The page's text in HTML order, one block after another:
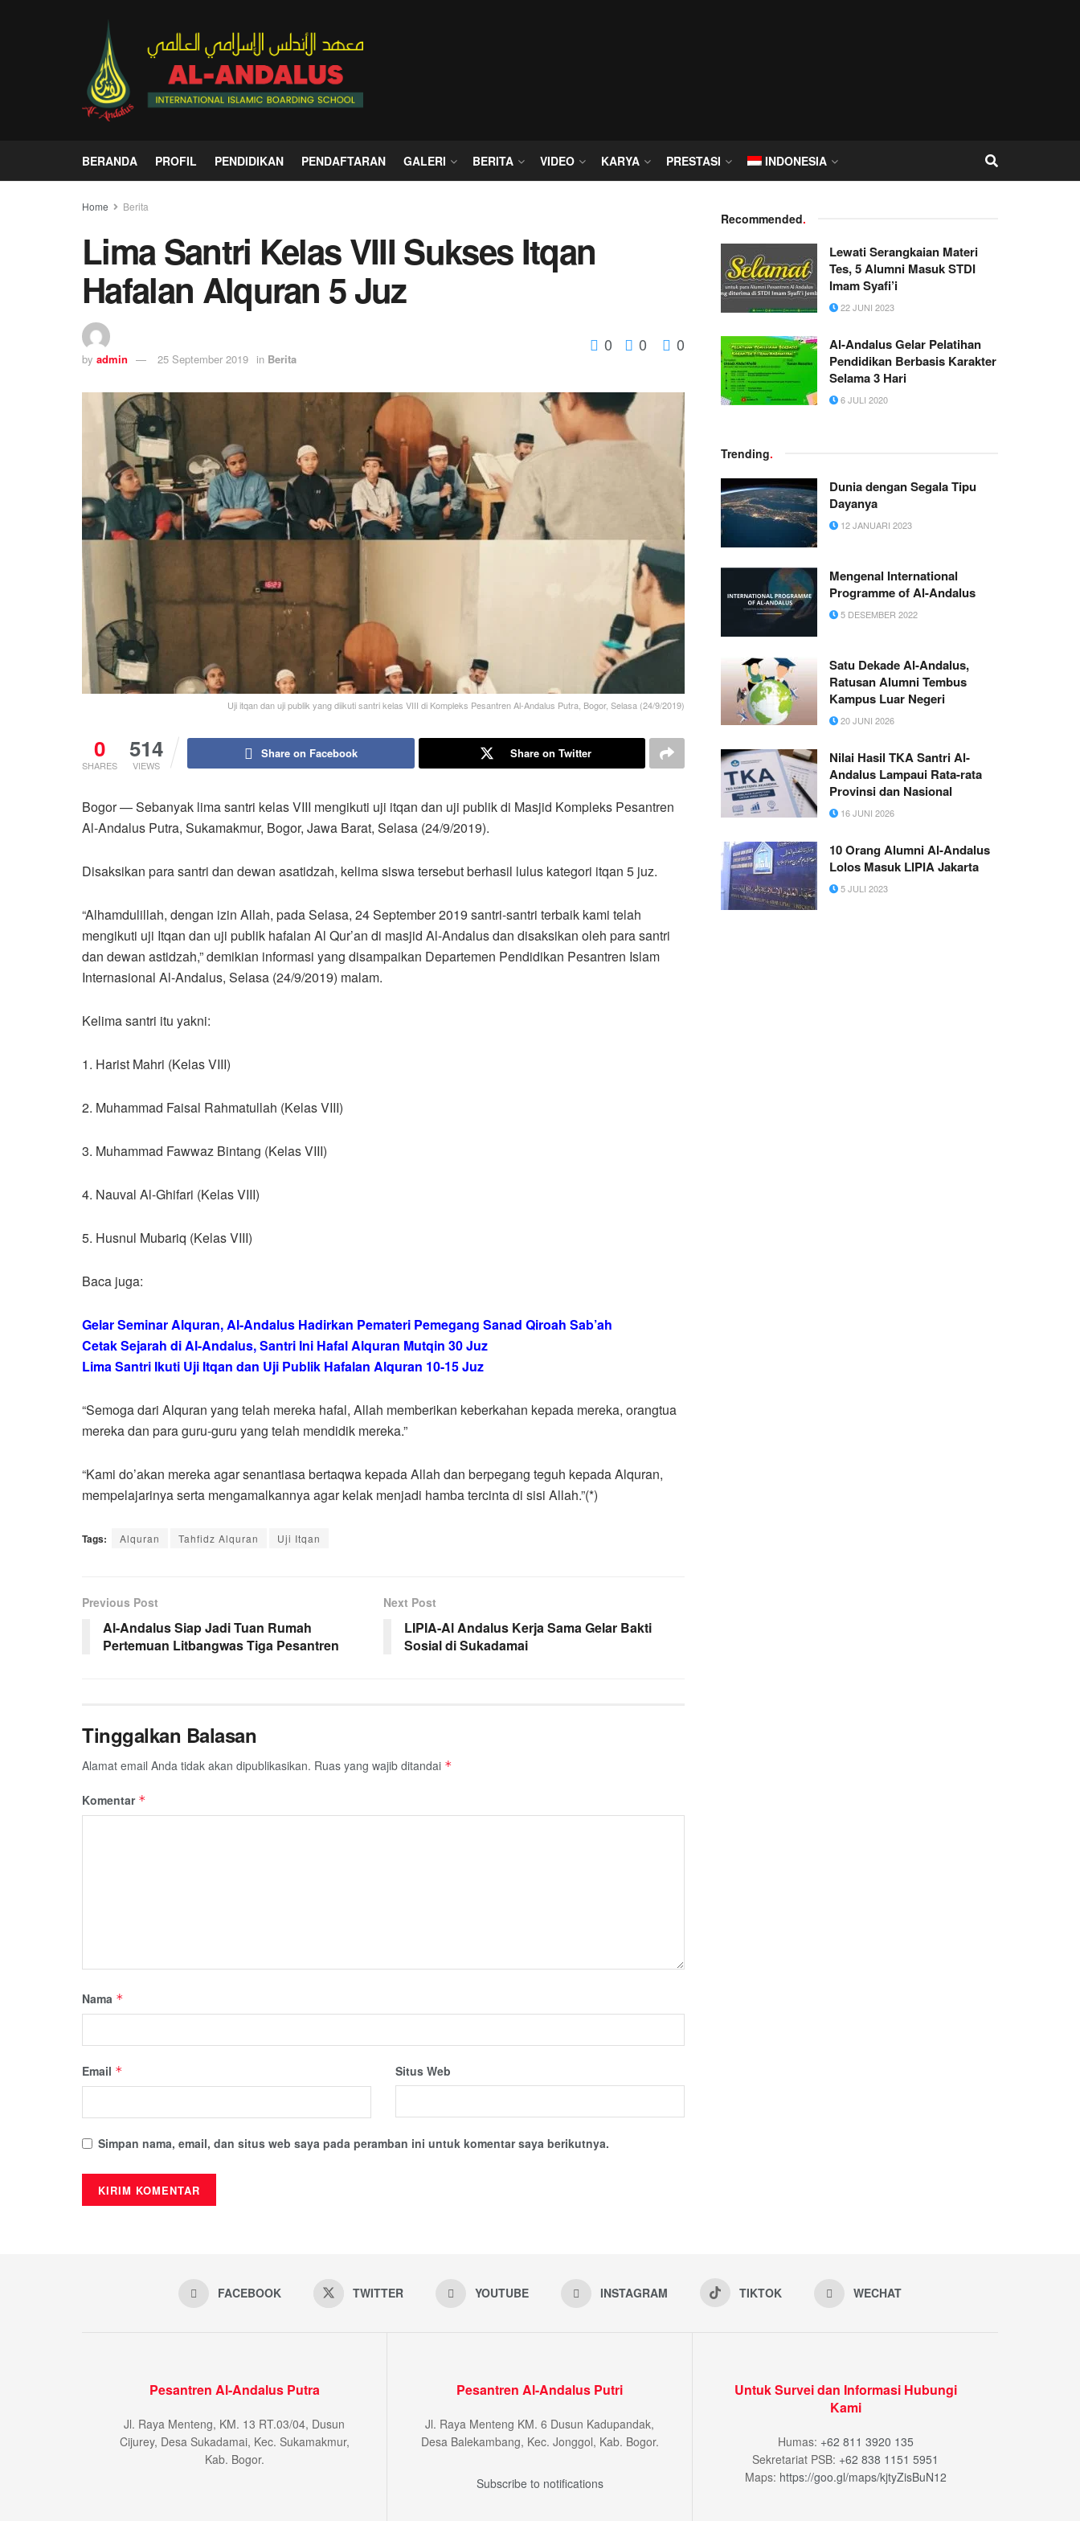
BERANDA PROFIL PENDIDIKAN PENDAFTARAN GALERI BERITA VIDEO KARYA PRESTASI INDONESIA
Home Berita
Lima Santri Kelas VIII Sukses Itqan
Hafalan Alquran 5 Juz
by admin 25 September 2019 in Berita
0 0 0
Uji itqan dan uji publik yang diikuti santri kelas VIII di Kompleks Pesantren Al-Andalus Putra, Bogor, Selasa (24/9/2019)
0
SHARES
514
VIEWS
Share on Facebook Share on Twitter
Bogor — Sebanyak lima santri kelas VIII mengikuti uji itqan dan uji publik di Masjid Kompleks Pesantren
Al-Andalus Putra, Sukamakmur, Bogor, Jawa Barat, Selasa (24/9/2019).
Disaksikan para santri dan dewan asatidzah, kelima siswa tersebut berhasil lulus kategori itqan 5 juz.
“Alhamdulillah, dengan izin Allah, pada Selasa, 24 September 2019 santri-santri terbaik kami telah
mengikuti uji Itqan dan uji publik hafalan Al Qur’an di masjid Al-Andalus dan disaksikan oleh para santri
dan dewan astidzah,” demikian informasi yang disampaikan Departemen Pendidikan Pesantren Islam
Internasional Al-Andalus, Selasa (24/9/2019) malam.
Kelima santri itu yakni:
1. Harist Mahri (Kelas VIII)
2. Muhammad Faisal Rahmatullah (Kelas VIII)
3. Muhammad Fawwaz Bintang (Kelas VIII)
4. Nauval Al-Ghifari (Kelas VIII)
5. Husnul Mubariq (Kelas VIII)
Baca juga:
Gelar Seminar Alquran, Al-Andalus Hadirkan Pemateri Pemegang Sanad Qiroah Sab’ah
Cetak Sejarah di Al-Andalus, Santri Ini Hafal Alquran Mutqin 30 Juz
Lima Santri Ikuti Uji Itqan dan Uji Publik Hafalan Alquran 10-15 Juz
“Semoga dari Alquran yang telah mereka hafal, Allah memberikan keberkahan kepada mereka, orangtua
mereka dan para guru-guru yang telah mendidik mereka.”
“Kami do’akan mereka agar senantiasa bertaqwa kepada Allah dan berpegang teguh kepada Alquran,
mempelajarinya serta mengamalkannya agar kelak menjadi hamba tercinta di sisi Allah.”(*)
Tags: Alquran Tahfidz Alquran Uji Itqan
Previous Post
Al-Andalus Siap Jadi Tuan Rumah
Pertemuan Litbangwas Tiga Pesantren
Next Post
LIPIA-Al Andalus Kerja Sama Gelar Bakti
Sosial di Sukadamai
Tinggalkan Balasan
Alamat email Anda tidak akan dipublikasikan. Ruas yang wajib ditandai *
Komentar *
Nama *
Email * Situs Web
Simpan nama, email, dan situs web saya pada peramban ini untuk komentar saya berikutnya.
Recommended.
Lewati Serangkaian Materi
Tes, 5 Alumni Masuk STDI
Imam Syafi’i
22 JUNI 2023
Al-Andalus Gelar Pelatihan
Pendidikan Berbasis Karakter
Selama 3 Hari
6 JULI 2020
Trending.
Dunia dengan Segala Tipu
Dayanya
12 JANUARI 2023
Mengenal International
Programme of Al-Andalus
5 DESEMBER 2022
Satu Dekade Al-Andalus,
Ratusan Alumni Tembus
Kampus Luar Negeri
20 JUNI 2026
Nilai Hasil TKA Santri Al-
Andalus Lampaui Rata-rata
Provinsi dan Nasional
16 JUNI 2026
10 Orang Alumni Al-Andalus
Lolos Masuk LIPIA Jakarta
5 JULI 2023
FACEBOOK TWITTER YOUTUBE INSTAGRAM TIKTOK WECHAT
Pesantren Al-Andalus Putra
Jl. Raya Menteng, KM. 13 RT.03/04, Dusun
Cijurey, Desa Sukadamai, Kec. Sukamakmur,
Kab. Bogor.
Pesantren Al-Andalus Putri
Jl. Raya Menteng KM. 6 Dusun Kadupandak,
Desa Balekambang, Kec. Jonggol, Kab. Bogor.
Subscribe to notifications
Untuk Survei dan Informasi Hubungi
Kami
Humas: +62 811 3920 135
Sekretariat PSB: +62 838 1151 5951
Maps: https://goo.gl/maps/kjtyZisBuN12